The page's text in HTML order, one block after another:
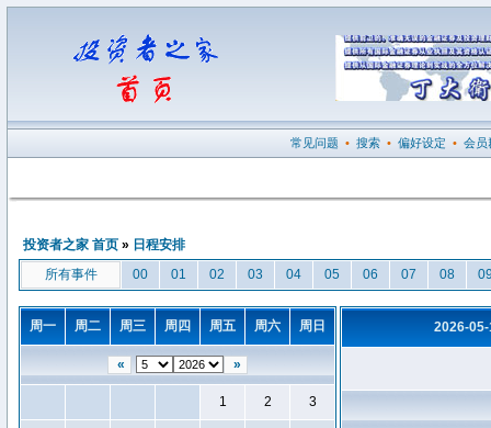
常见问题 • 搜索 • 偏好设定 • 会员
投资者之家 首页 » 日程安排
所有事件
00 01 02 03 04 05 06 07 08
周一 周二 周三 周四 周五 周六 周日
« »
1 2 3
2026-